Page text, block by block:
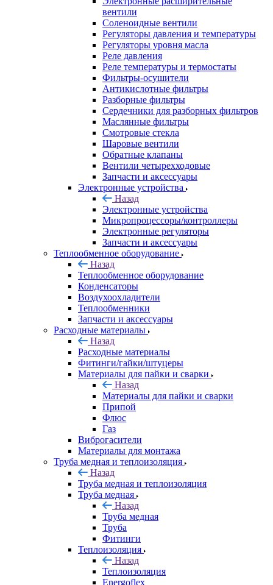
вентили
Соленоидные вентили
Регуляторы давления и температуры
Регуляторы уровня масла
Реле давления
Реле температуры и термостаты
Фильтры-осушители
Антикислотные фильтры
Разборные фильтры
Сердечники для разборных фильтров
Маслянные фильтры
Смотровые стекла
Шаровые вентили
Обратные клапаны
Вентили четырехходовые
Запчасти и аксессуары
Электронные устройства
Назад
Электронные устройства
Микропроцессоры/контроллеры
Электронные регуляторы
Запчасти и аксессуары
Теплообменное оборудование
Назад
Теплообменное оборудование
Конденсаторы
Воздухоохладители
Теплообменники
Запчасти и аксессуары
Расходные материалы
Назад
Расходные материалы
Фитинги/гайки/штуцеры
Материалы для пайки и сварки
Назад
Материалы для пайки и сварки
Припой
Флюс
Газ
Виброгасители
Материалы для монтажа
Труба медная и теплоизоляция
Назад
Труба медная и теплоизоляция
Труба медная
Назад
Труба медная
Труба
Фитинги
Теплоизоляция
Назад
Теплоизоляция
Energoflex